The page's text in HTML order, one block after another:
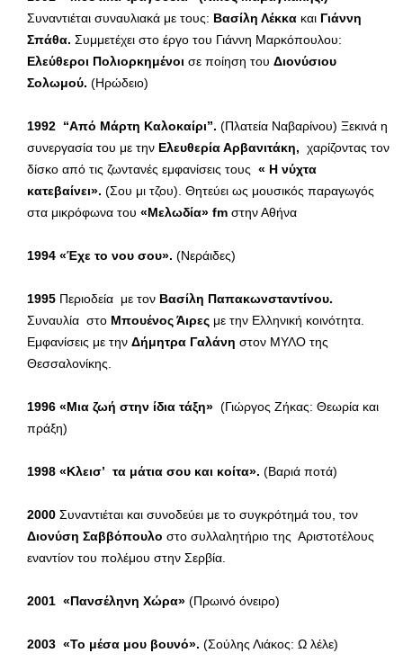
Συναντιέται συναυλιακά με τους: Βασίλη Λέκκα και Γιάννη
Σπάθα. Συμμετέχει στο έργο του Γιάννη Μαρκόπουλου:
Ελεύθεροι Πολιορκημένοι σε ποίηση του Διονύσιου
Σολωμού. (Ηρώδειο)
1992 “Από Μάρτη Καλοκαίρι”. (Πλατεία Ναβαρίνου) Ξεκινά η
συνεργασία του με την Ελευθερία Αρβανιτάκη, χαρίζοντας τον
δίσκο από τις ζωντανές εμφανίσεις τους « Η νύχτα
κατεβαίνει». (Σου μι τζου). Θητεύει ως μουσικός παραγωγός
στα μικρόφωνα του «Μελωδία» fm στην Αθήνα
1994 «Έχε το νου σου». (Νεράιδες)
1995 Περιοδεία με τον Βασίλη Παπακωνσταντίνου.
Συναυλία στο Μπουένος Άιρες με την Ελληνική κοινότητα.
Εμφανίσεις με την Δήμητρα Γαλάνη στον ΜΥΛΟ της
Θεσσαλονίκης.
1996 «Μια ζωή στην ίδια τάξη» (Γιώργος Ζήκας: Θεωρία και
πράξη)
1998 «Κλεισ’ τα μάτια σου και κοίτα». (Βαριά ποτά)
2000 Συναντιέται και συνοδεύει με το συγκρότημά του, τον
Διονύση Σαββόπουλο στο συλλαλητήριο της Αριστοτέλους
εναντίον του πολέμου στην Σερβία.
2001 «Πανσέληνη Χώρα» (Πρωινό όνειρο)
2003 «Το μέσα μου βουνό». (Σούλης Λιάκος: Ω λέλε)